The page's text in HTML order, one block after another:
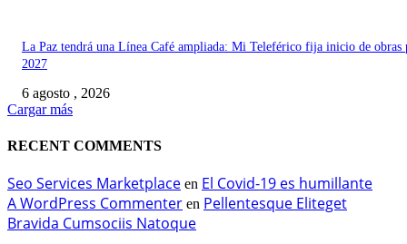
La Paz tendrá una Línea Café ampliada: Mi Teleférico fija inicio de obras
2027
6 agosto , 2026
Cargar más
RECENT COMMENTS
Seo Services Marketplace en El Covid-19 es humillante
A WordPress Commenter en Pellentesque Eliteget
Bravida Cumsociis Natoque